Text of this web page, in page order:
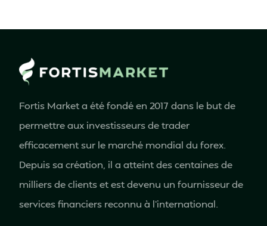
Fortis Market a été fondé en 2017 dans le but de
permettre aux investisseurs de trader
efficacement sur le marché mondial du forex.
Depuis sa création, il a atteint des centaines de
milliers de clients et est devenu un fournisseur de
services financiers reconnu à l'international.